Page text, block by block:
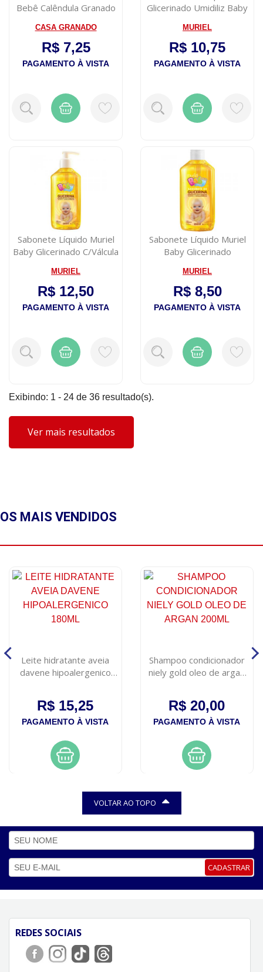
Bebê Calêndula Granado
CASA GRANADO
R$ 7,25
PAGAMENTO À VISTA
Glicerinado Umidiliz Baby
MURIEL
R$ 10,75
PAGAMENTO À VISTA
Sabonete Líquido Muriel
Baby Glicerinado C/Válcula
MURIEL
R$ 12,50
PAGAMENTO À VISTA
Sabonete Líquido Muriel
Baby Glicerinado
MURIEL
R$ 8,50
PAGAMENTO À VISTA
Exibindo: 1 - 24 de 36 resultado(s).
Ver mais resultados
OS MAIS VENDIDOS
Leite hidratante aveia
davene hipoalergenico
R$ 15,25
PAGAMENTO À VISTA
Shampoo condicionador
niely gold oleo de argan
R$ 20,00
PAGAMENTO À VISTA
VOLTAR AO TOPO
CADASTRAR
REDES SOCIAIS